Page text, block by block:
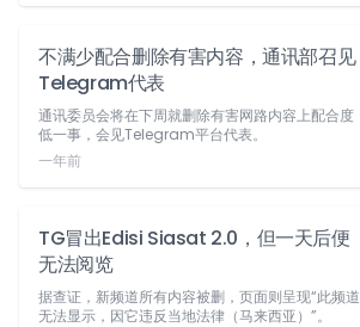
不满少配合删除有害内容，通讯部召见
Telegram代表
通讯委员会将在下周就删除有害网路内容上配合度
低一事，会见Telegram平台代表。
一年前
TG冒出Edisi Siasat 2.0，但一天后便
无法阅览
据查证，新频道所有内容被删，页面则呈现“此频道
无法显示，因它违反当地法律（马来西亚）”。